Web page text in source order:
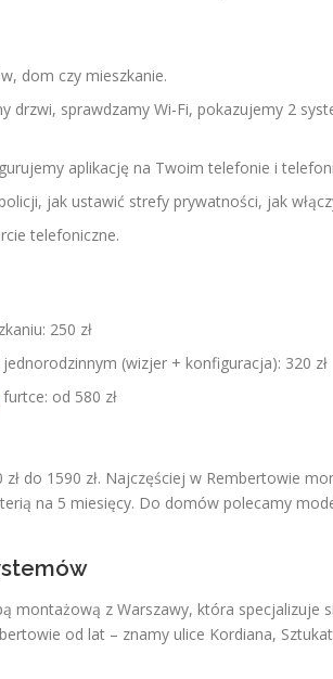
dom czy mieszkanie.
drzwi, sprawdzamy Wi-Fi, pokazujemy 2
aplikację na Twoim telefonie i
jak ustawić strefy prywatności, jak
telefoniczne.
250 zł
(wizjer + konfiguracja): 320 zł
furtce: od 580 zł
do 1590 zł. Najczęściej w Rembertowie
na 5 miesięcy. Do domów polecamy
montażową z Warszawy, która specjalizuje
od lat – znamy ulice Kordiana,